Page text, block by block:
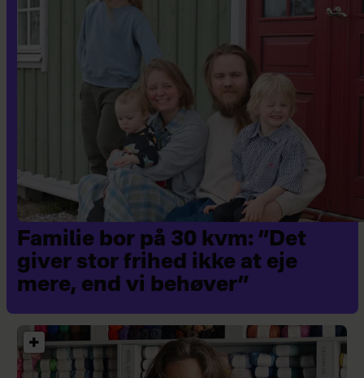
Familie bor på 30 kvm: ”Det
giver stor frihed ikke at eje
mere, end vi behøver”